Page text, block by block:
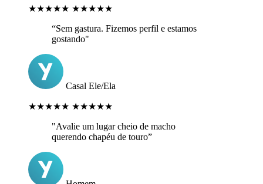
★★★★★ ★★★★★
“Sem gastura. Fizemos perfil e estamos
gostando"
Casal Ele/Ela
★★★★★ ★★★★★
"Avalie um lugar cheio de macho
querendo chapéu de touro”